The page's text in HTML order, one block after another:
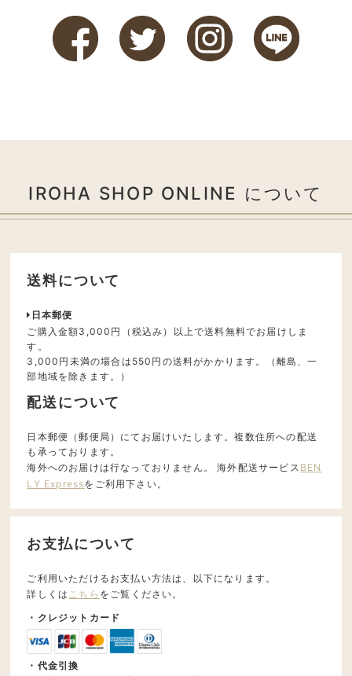
IROHA SHOP ONLINE について
送料について
日本郵便
ご購入金額3,000円（税込み）以上で送料無料でお届けしま
す。
3,000円未満の場合は550円の送料がかかります。（離島、一
部地域を除きます。）
配送について
日本郵便（郵便局）にてお届けいたします。複数住所への配送
も承っております。
海外へのお届けは行なっておりません。 海外配送サービス BEN
LY Expressをご利用下さい。
お支払について
ご利用いただけるお支払い方法は、以下になります。
詳しくは こちら をご覧ください。
・クレジットカード
・代金引換